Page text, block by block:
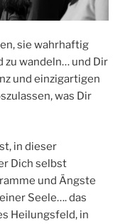
sie wahrhaftig
zu wandeln… und Dir
und einzigartigen
was Dir
in dieser
Dich selbst
und Ängste
Seele…. das
Heilungsfeld, in